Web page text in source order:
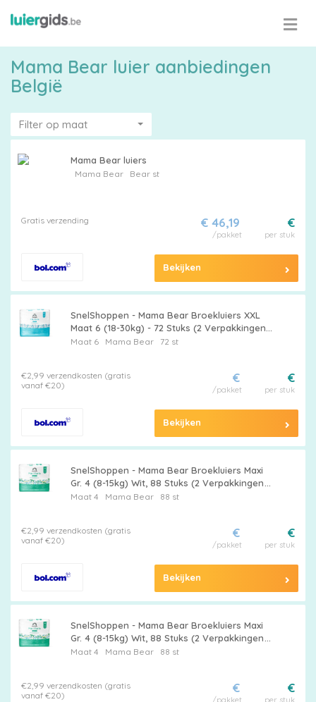
Maattabel
maat
Pampers
Extra
korting
Billendoekjes
Merken
vergelijken
Mama Bear luier aanbiedingen
België
Filter op maat
Mama Bear luiers
Mama BearBear st
Gratis verzending €
per stuk
€ 46,19
/pakket
Bekijken
SnelShoppen - Mama Bear Broekluiers XXL
Maat 6 (18-30kg) - 72 Stuks (2 Verpakkingen
van 36) - Zachte, Ademend, Super
Maat 6 Mama Bear72 st
€2,99 verzendkosten (gratis
vanaf €20)
€
per stuk
€
/pakket
Bekijken
SnelShoppen - Mama Bear Broekluiers Maxi
Gr. 4 (8-15kg) Wit, 88 Stuks (2 Verpakkingen
van 44) - Comfortabele, Ademend,
Maat 4 Mama Bear88 st
€2,99 verzendkosten (gratis
vanaf €20)
€
per stuk
€
/pakket
Bekijken
SnelShoppen - Mama Bear Broekluiers Maxi
Gr. 4 (8-15kg) Wit, 88 Stuks (2 Verpakkingen
van 44) - Comfortabele, Ademend,
Maat 4 Mama Bear88 st
€2,99 verzendkosten (gratis
vanaf €20)
€
per stuk
€
/pakket